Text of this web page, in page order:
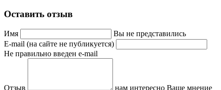
Оставить отзыв
Имя
Вы не представились
E-mail (на сайте не публикуется)
Не правильно введен e-mail
Отзыв
нам интересно Ваше мнение